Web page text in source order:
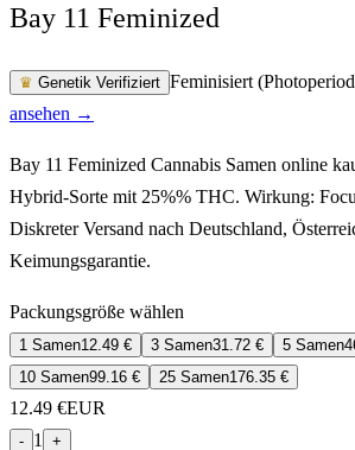
Bay 11 Feminized
♛ Genetik Verifiziert Feminisiert
ansehen →
Bay 11 Feminized Cannabis Samen online
Hybrid-Sorte mit 25%% THC. Wirkung:
Diskreter Versand nach Deutschland,
Keimungsgarantie.
Packungsgröße wählen
1 Samen12.49 € 3 Samen31.72 € 5 Samen
10 Samen99.16 € 25 Samen176.35 €
12.49 €EUR
- 1 +